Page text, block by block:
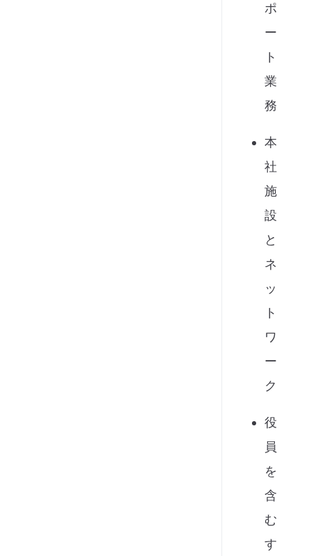
ポ
ー
ト
業
務
本
社
施
設
と
ネ
ッ
ト
ワ
ー
ク
役
員
を
含
む
す